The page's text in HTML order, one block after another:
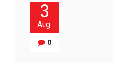
3
Aug.
0